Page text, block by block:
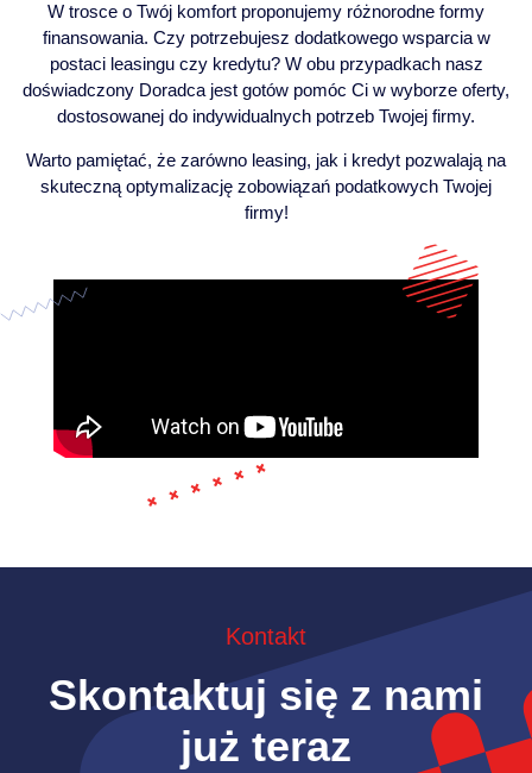
W trosce o Twój komfort proponujemy różnorodne formy
finansowania. Czy potrzebujesz dodatkowego wsparcia w
postaci leasingu czy kredytu? W obu przypadkach nasz
doświadczony Doradca jest gotów pomóc Ci w wyborze oferty,
dostosowanej do indywidualnych potrzeb Twojej firmy.
Warto pamiętać, że zarówno leasing, jak i kredyt pozwalają na
skuteczną optymalizację zobowiązań podatkowych Twojej
firmy!
Kontakt
Skontaktuj się z nami
już teraz